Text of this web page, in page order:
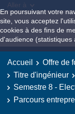
En poursuivant votre
site, vous acceptez
cookies à des fins de
d'audience (statistiques
Aller à
Accueil
Offre de
Titre d'ingénieur
Semestre 8 -
Parcours